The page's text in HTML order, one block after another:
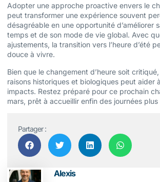
Adopter une approche proactive envers le
peut transformer une expérience souvent
désagréable en une opportunité d’améliorer
temps et de son mode de vie global. Avec
ajustements, la transition vers l’heure d’été
douce à vivre.
Bien que le changement d’heure soit
raisons historiques et biologiques peut aider
impacts. Restez préparé pour ce prochain
mars, prêt à accueillir enfin des journées plus
Partager :
Alexis